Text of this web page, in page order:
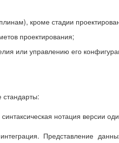
кроме стадии
проектирования;
или управлению его
нотация версии
Представление